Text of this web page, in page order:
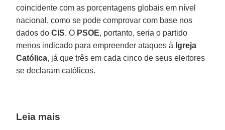
coincidente com as porcentagens globais em nível
nacional, como se pode comprovar com base nos
dados doCIS. O PSOE, portanto, seria o partido
menos indicado para empreender ataques à Igreja
Católica, já que três em cada cinco de seus eleitores
se declaram católicos.
Leia mais